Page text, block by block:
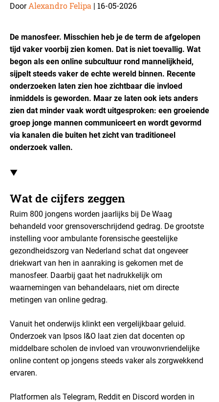
Door Alexandro Felipa | 16-05-2026
De manosfeer. Misschien heb je de term de afgelopen
tijd vaker voorbij zien komen. Dat is niet toevallig. Wat
begon als een online subcultuur rond mannelijkheid,
sijpelt steeds vaker de echte wereld binnen. Recente
onderzoeken laten zien hoe zichtbaar die invloed
inmiddels is geworden. Maar ze laten ook iets anders
zien dat minder vaak wordt uitgesproken: een groeiende
groep jonge mannen communiceert en wordt gevormd
via kanalen die buiten het zicht van traditioneel
onderzoek vallen.
▼
Wat de cijfers zeggen
Ruim 800 jongens worden jaarlijks bij De Waag
behandeld voor grensoverschrijdend gedrag. De grootste
instelling voor ambulante forensische geestelijke
gezondheidszorg van Nederland schat dat ongeveer
driekwart van hen in aanraking is gekomen met de
manosfeer. Daarbij gaat het nadrukkelijk om
waarnemingen van behandelaars, niet om directe
metingen van online gedrag.
Vanuit het onderwijs klinkt een vergelijkbaar geluid.
Onderzoek van Ipsos I&O laat zien dat docenten op
middelbare scholen de invloed van vrouwonvriendelijke
online content op jongens steeds vaker als zorgwekkend
ervaren.
Platformen als Telegram, Reddit en Discord worden in